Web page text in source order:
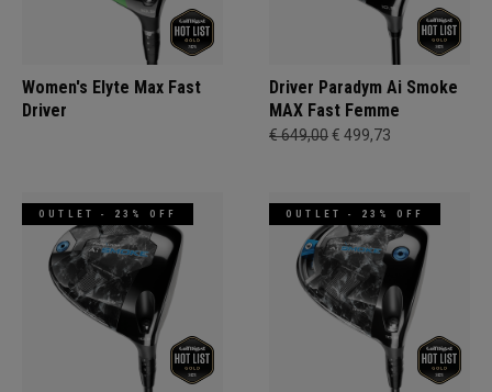
Women's Elyte Max Fast
Driver
Driver Paradym Ai Smoke
MAX Fast Femme
€ 649,00€ 499,73
OUTLET - 23% OFF OUTLET - 23% OFF